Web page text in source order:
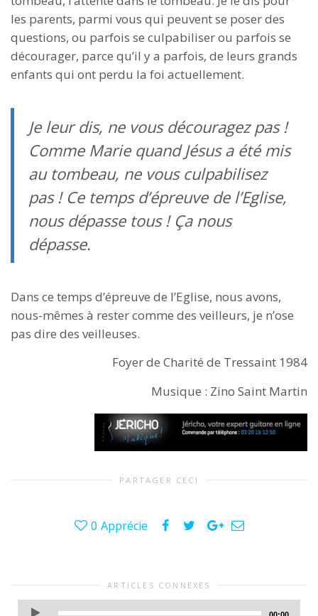
les parents, parmi vous qui peuvent se poser des
questions, ou parfois se culpabiliser ou parfois se
décourager, parce qu’il y a parfois, de leurs grands
enfants qui ont perdu la foi actuellement.
Je leur dis, ne vous découragez pas !
Comme Marie quand Jésus a été mis
au tombeau, ne vous culpabilisez
pas ! Ce temps d’épreuve de l’Eglise,
nous dépasse tous ! Ça nous
dépasse.
Dans ce temps d’épreuve de l’Eglise, nous avons,
nous-mêmes à rester comme des veilleurs, je n’ose
pas dire des veilleuses.
Foyer de Charité de Tressaint 1984
Musique : Zino Saint Martin
PARTAGER CECI
0 Apprécie
ARTICLES CONNEXES
Lecteur